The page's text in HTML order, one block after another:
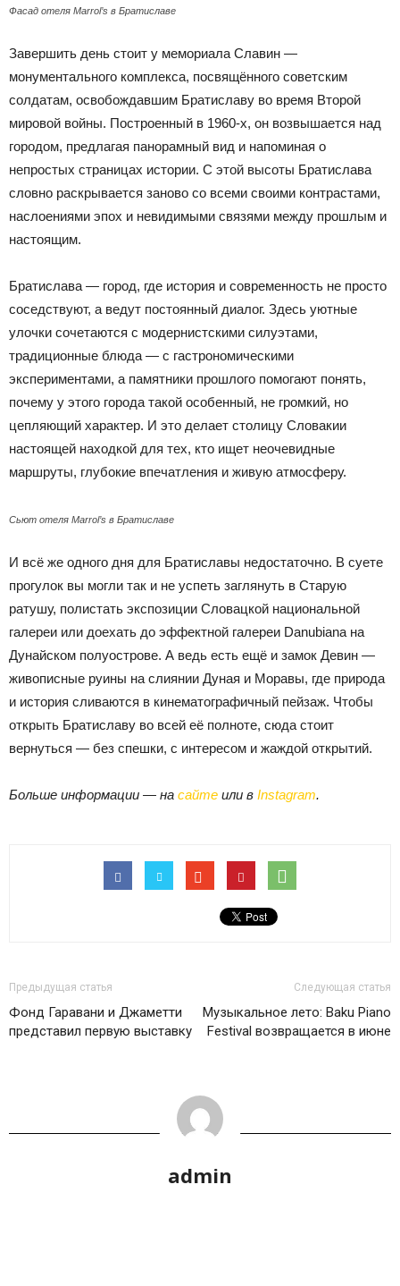
Фасад отеля Marrol’s в Братиславе
Завершить день стоит у мемориала Славин —
монументального комплекса, посвящённого советским
солдатам, освобождавшим Братиславу во время Второй
мировой войны. Построенный в 1960-х, он возвышается над
городом, предлагая панорамный вид и напоминая о
непростых страницах истории. С этой высоты Братислава
словно раскрывается заново со всеми своими контрастами,
наслоениями эпох и невидимыми связями между прошлым и
настоящим.
Братислава — город, где история и современность не просто
соседствуют, а ведут постоянный диалог. Здесь уютные
улочки сочетаются с модернистскими силуэтами,
традиционные блюда — с гастрономическими
экспериментами, а памятники прошлого помогают понять,
почему у этого города такой особенный, не громкий, но
цепляющий характер. И это делает столицу Словакии
настоящей находкой для тех, кто ищет неочевидные
маршруты, глубокие впечатления и живую атмосферу.
Сьют отеля Marrol’s в Братиславе
И всё же одного дня для Братиславы недостаточно. В суете
прогулок вы могли так и не успеть заглянуть в Старую
ратушу, полистать экспозиции Словацкой национальной
галереи или доехать до эффектной галереи Danubiana на
Дунайском полуострове. А ведь есть ещё и замок Девин —
живописные руины на слиянии Дуная и Моравы, где природа
и история сливаются в кинематографичный пейзаж. Чтобы
открыть Братиславу во всей её полноте, сюда стоит
вернуться — без спешки, с интересом и жаждой открытий.
Больше информации — на сайте или в Instagram.
Предыдущая статья
Фонд Гаравани и Джаметти
представил первую выставку
Следующая статья
Музыкальное лето: Baku Piano
Festival возвращается в июне
admin